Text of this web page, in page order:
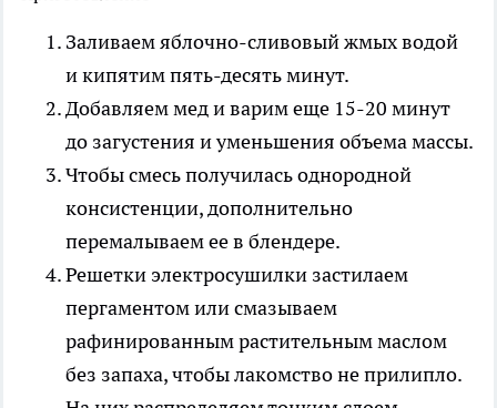
Заливаем яблочно-сливовый жмых водой
и кипятим пять-десять минут.
Добавляем мед и варим еще 15-20 минут
до загустения и уменьшения объема массы.
Чтобы смесь получилась однородной
консистенции, дополнительно
перемалываем ее в блендере.
Решетки электросушилки застилаем
пергаментом или смазываем
рафинированным растительным маслом
без запаха, чтобы лакомство не прилипло.